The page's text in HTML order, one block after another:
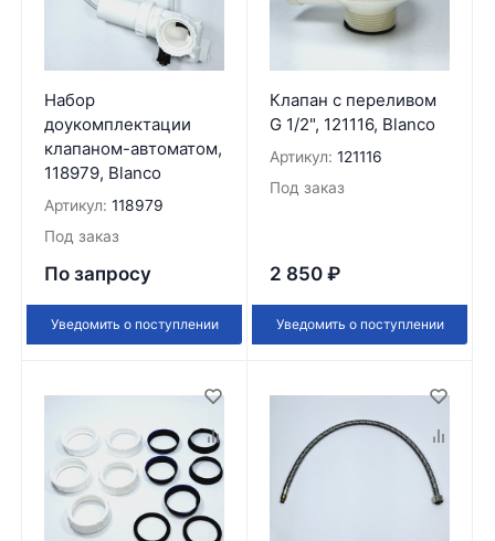
Набор
доукомплектации
клапаном-автоматом,
118979, Blanco
Артикул: 118979
Под заказ
По запросу
Уведомить о поступлении
Клапан с переливом
G 1/2", 121116, Blanco
Артикул: 121116
Под заказ
2 850 ₽
Уведомить о поступлении